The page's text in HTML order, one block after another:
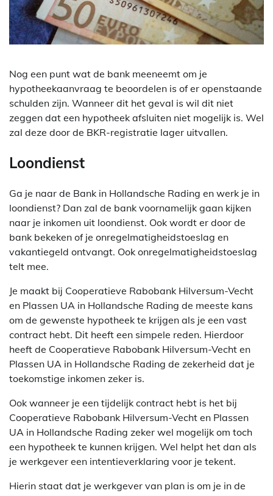
Nog een punt wat de bank meeneemt om je
hypotheekaanvraag te beoordelen is of er openstaande
schulden zijn. Wanneer dit het geval is wil dit niet
zeggen dat een hypotheek afsluiten niet mogelijk is. Wel
zal deze door de BKR-registratie lager uitvallen.
Loondienst
Ga je naar de Bank in Hollandsche Rading en werk je in
loondienst? Dan zal de bank voornamelijk gaan kijken
naar je inkomen uit loondienst. Ook wordt er door de
bank bekeken of je onregelmatigheidstoeslag en
vakantiegeld ontvangt. Ook onregelmatigheidstoeslag
telt mee.
Je maakt bij Cooperatieve Rabobank Hilversum-Vecht
en Plassen UA in Hollandsche Rading de meeste kans
om de gewenste hypotheek te krijgen als je een vast
contract hebt. Dit heeft een simpele reden. Hierdoor
heeft de Cooperatieve Rabobank Hilversum-Vecht en
Plassen UA in Hollandsche Rading de zekerheid dat je
toekomstige inkomen zeker is.
Ook wanneer je een tijdelijk contract hebt is het bij
Cooperatieve Rabobank Hilversum-Vecht en Plassen
UA in Hollandsche Rading zeker wel mogelijk om toch
een hypotheek te kunnen krijgen. Wel helpt het dan als
je werkgever een intentieverklaring voor je tekent.
Hierin staat dat je werkgever van plan is om je in de